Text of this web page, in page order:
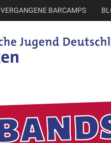
VERGANGENE BARCAMPS